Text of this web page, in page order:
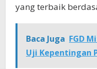
yang terbaik
Baca Juga FGD
Uji Kepentingan